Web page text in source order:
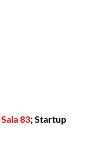
Sala 83; Startup